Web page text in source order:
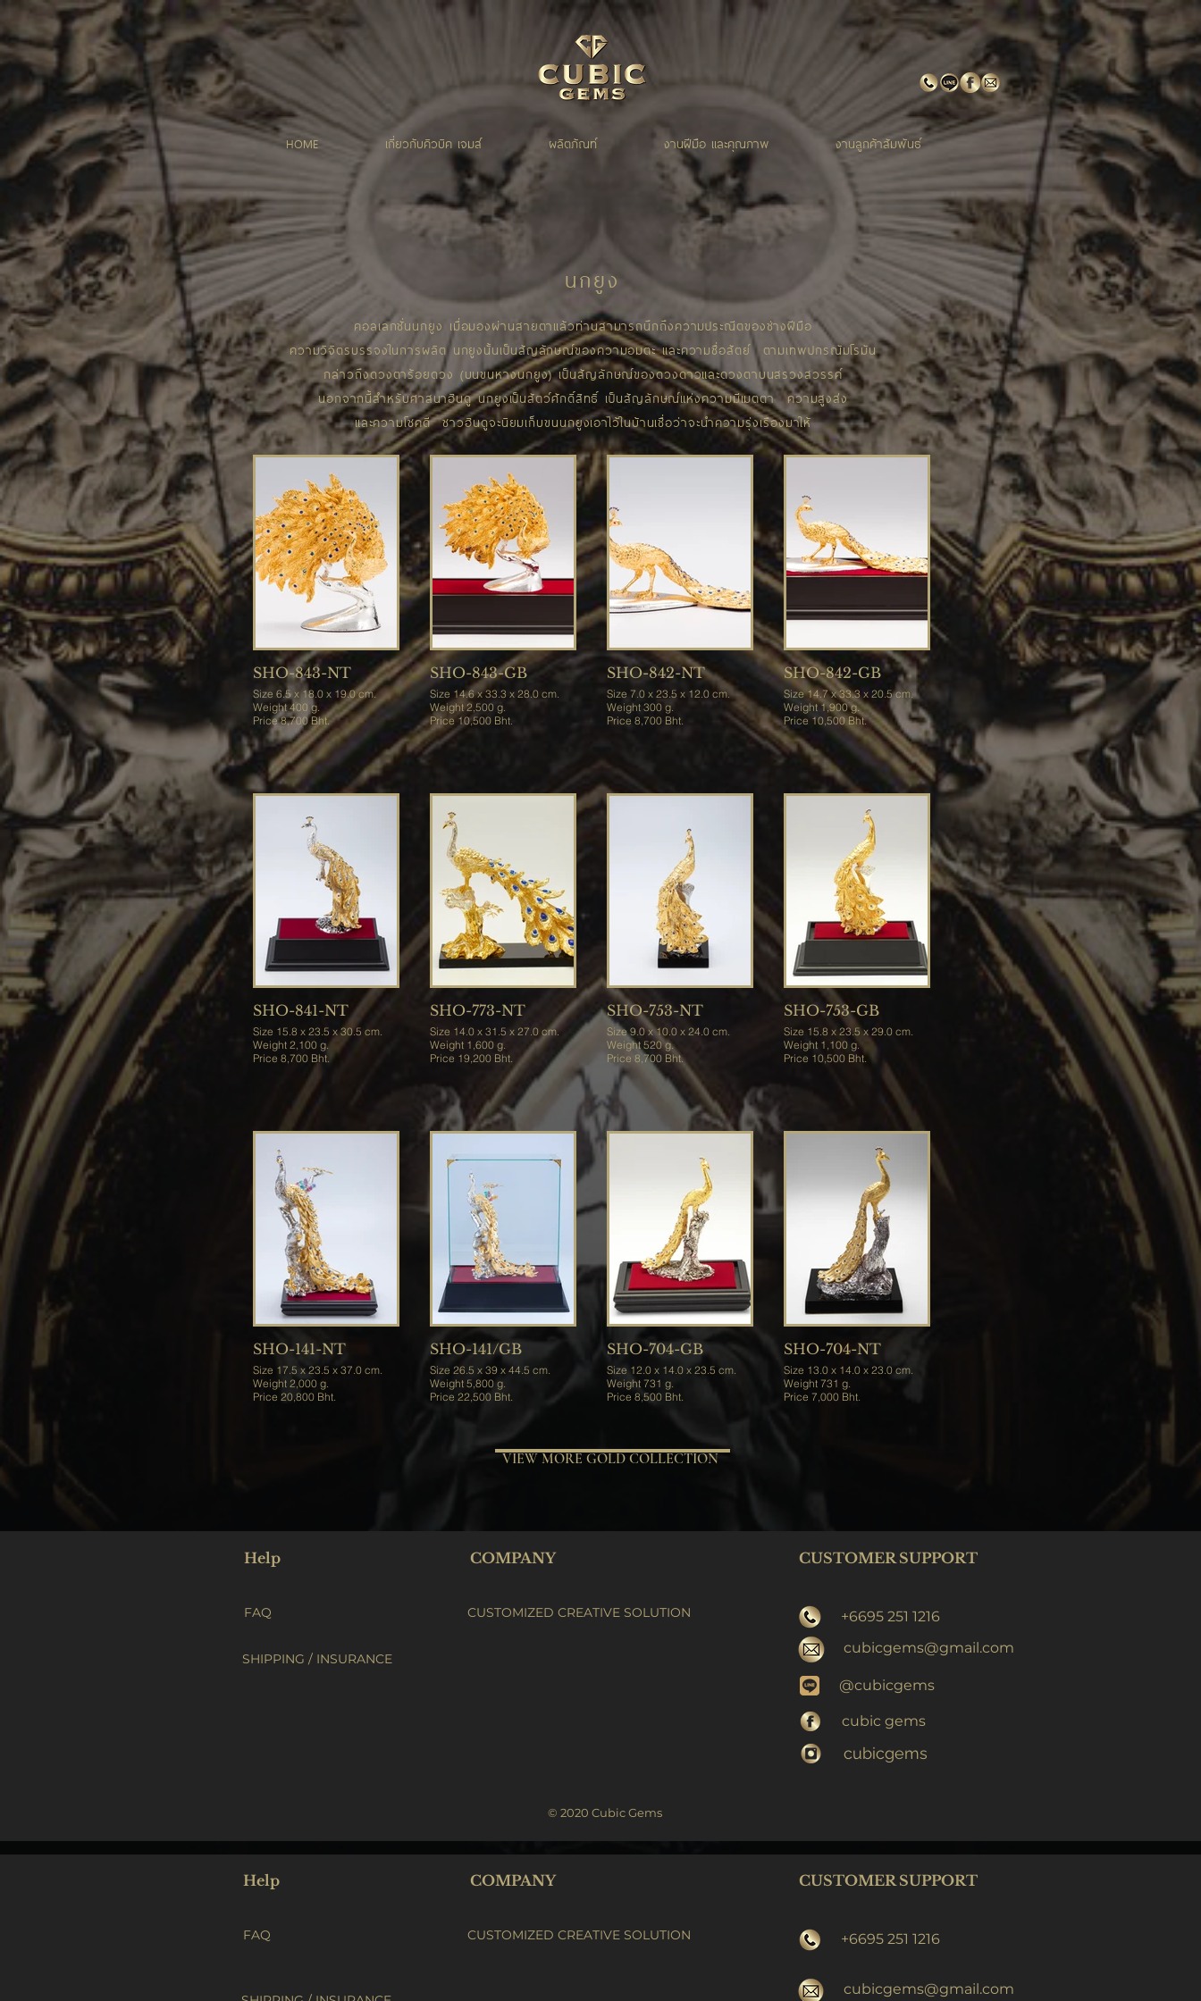
HOME เกี่ยวกับคิวบิค เจมส์ ผลิตภัณท์ งานฝีมือ และคุณภาพ งานลูกค้าสัมพันธ์
นกยูง
คอลเลกชั่นนกยูง เมื่อมองผ่านสายตาแล้วท่านสามารถนึกถึงความประณีตของช่างฝีมือ
ความวิจิตรบรรจงในการผลิต นกยูงนั้นเป็นสัญลักษณ์ของความอมตะ และความซื่อสัตย์ ตามเทพปกรณัมโรมัน
กล่าวถึงดวงตาร้อยดวง (บนขนหางนกยูง) เป็นสัญลักษณ์ของดวงดาวและดวงตาบนสรวงสวรรค์
นอกจากนี้สำหรับศาสนาฮินดู นกยูงเป็นสัตว์ศักดิ์สิทธิ์ เป็นสัญลักษณ์แห่งความมีเมตตา ความสูงส่ง
และความโชคดี ชาวฮินดูจะนิยมเก็บขนนกยูงเอาไว้ในบ้านเชื่อว่าจะนำความรุ่งเรืองมาให้
SHO-843-NT
Size 6.5 x 18.0 x 19.0 cm.
Weight 400 g.
Price 8,700 Bht.
SHO-843-GB
Size 14.6 x 33.3 x 28.0 cm.
Weight 2,500 g.
Price 10,500 Bht.
SHO-842-NT
Size 7.0 x 23.5 x 12.0 cm.
Weight 300 g.
Price 8,700 Bht.
SHO-842-GB
Size 14.7 x 33.3 x 20.5 cm.
Weight 1,900 g.
Price 10,500 Bht.
SHO-841-NT
Size 15.8 x 23.5 x 30.5 cm.
Weight 2,100 g.
Price 8,700 Bht.
SHO-773-NT
Size 14.0 x 31.5 x 27.0 cm.
Weight 1,600 g.
Price 19,200 Bht.
SHO-753-NT
Size 9.0 x 10.0 x 24.0 cm.
Weight 520 g.
Price 8,700 Bht.
SHO-753-GB
Size 15.8 x 23.5 x 29.0 cm.
Weight 1,100 g.
Price 10,500 Bht.
SHO-141-NT
Size 17.5 x 23.5 x 37.0 cm.
Weight 2,000 g.
Price 20,800 Bht.
SHO-141/GB
Size 26.5 x 39 x 44.5 cm.
Weight 5,800 g.
Price 22,500 Bht.
SHO-704-GB
Size 12.0 x 14.0 x 23.5 cm.
Weight 731 g.
Price 8,500 Bht.
SHO-704-NT
Size 13.0 x 14.0 x 23.0 cm.
Weight 731 g.
Price 7,000 Bht.
VIEW MORE GOLD COLLECTION
Help
FAQ
SHIPPING / INSURANCE
COMPANY
CUSTOMIZED CREATIVE SOLUTION
CUSTOMER SUPPORT
+6695 251 1216
cubicgems@gmail.com
@cubicgems
cubic gems
cubicgems
© 2020 Cubic Gems
Help
FAQ
COMPANY
CUSTOMIZED CREATIVE SOLUTION
CUSTOMER SUPPORT
+6695 251 1216
cubicgems@gmail.com